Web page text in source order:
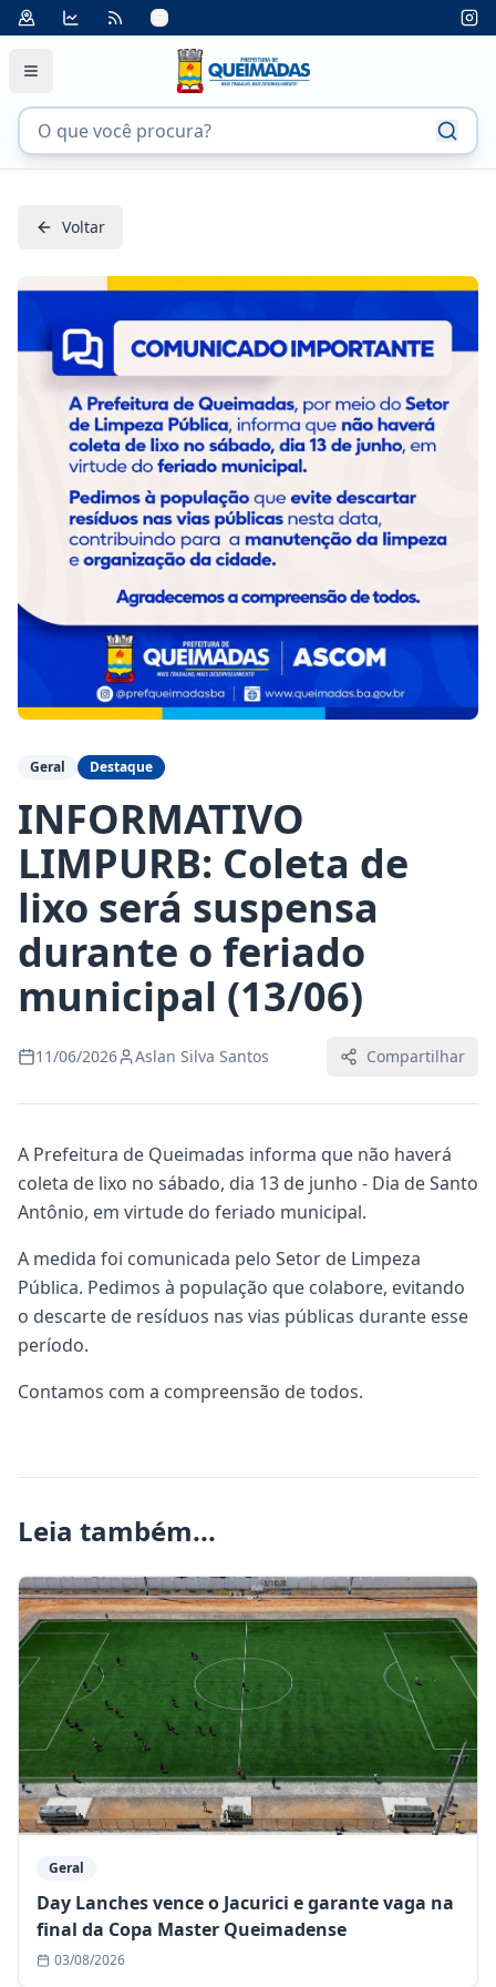
Voltar
Geral Destaque
INFORMATIVO
LIMPURB: Coleta de
lixo será suspensa
durante o feriado
municipal (13/06)
11/06/2026 Aslan Silva Santos Compartilhar
A Prefeitura de Queimadas informa que não haverá
coleta de lixo no sábado, dia 13 de junho - Dia de Santo
Antônio, em virtude do feriado municipal.
A medida foi comunicada pelo Setor de Limpeza
Pública. Pedimos à população que colabore, evitando
o descarte de resíduos nas vias públicas durante esse
período.
Contamos com a compreensão de todos.
Leia também...
Geral
Day Lanches vence o Jacurici e garante vaga na
final da Copa Master Queimadense
03/08/2026